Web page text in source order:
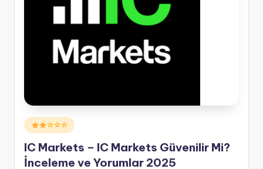
Posted
in
☆☆☆
IC Markets – IC Markets Güvenilir Mi?
İnceleme ve Yorumlar 2025